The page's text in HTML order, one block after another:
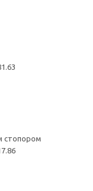
стопором